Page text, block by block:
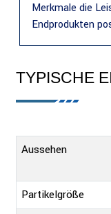
Merkmale die
Endprodukten
TYPISCHE
Aussehen
Partikelgröße